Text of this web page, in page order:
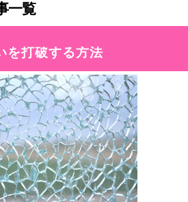
一覧
を打破する方法